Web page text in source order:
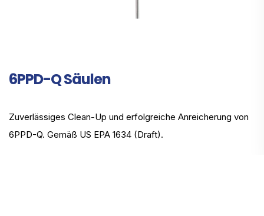
6PPD-Q Säulen
Zuverlässiges Clean-Up und erfolgreiche Anreicherung von
6PPD-Q. Gemäß US EPA 1634 (Draft).